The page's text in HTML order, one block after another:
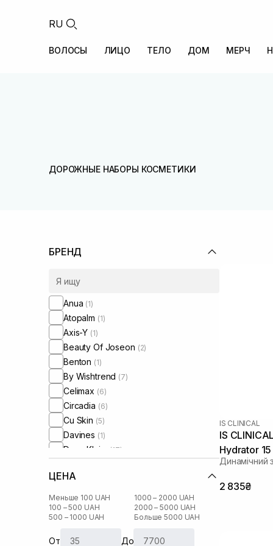
RU
ВОЛОСЫ ЛИЦО ТЕЛО ДОМ МЕРЧ
ДОРОЖНЫЕ НАБОРЫ КОСМЕТИКИ
БРЕНД
Anua (1)
Atopalm (1)
Axis-Y (1)
Beauty Of Joseon (2)
Benton (1)
By Wishtrend (7)
Celimax (6)
Circadia (6)
Cu Skin (5)
Davines (1)
Dear, Klairs (17)
Dr. Ceuracle
Dr.Reju-All (2)
Erborian(7)
Geek and Gorgeous(1)
Hugs
ЦЕНА
Меньше 100 UAH
100 – 500 UAH
500 – 1000 UAH
1000 – 2000 UAH
2000 – 5000 UAH
Больше 5000 UAH
От До
IS CLINICAL
IS
Hydrator 15
Динамічний
2 835₴